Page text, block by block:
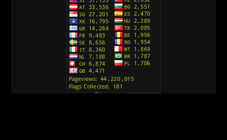
Action Man (2000) Sinhronizovano na Hrvatski
Andjeoski Prijatelji (Sinhronizovano na Srpski)
Ajkuca (Sharkdog) Sinhronizovano na Srpski
Alvin i veverice (Alvinnn!!! And the Chipmunks)
Sinhronizovano na Srpski